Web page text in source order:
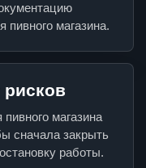
пивного магазина.
магазина
сначала закрыть
работы.